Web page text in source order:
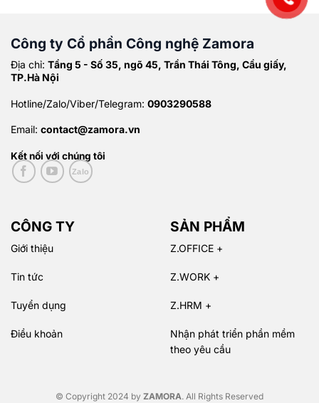
Công ty Cổ phần Công nghệ Zamora
Địa chỉ: Tầng 5 - Số 35, ngõ 45, Trần Thái Tông, Cầu giấy,
TP.Hà Nội
Hotline/Zalo/Viber/Telegram: 0903290588
Email: contact@zamora.vn
Kết nối với chúng tôi
CÔNG TY
Giới thiệu
Tin tức
Tuyển dụng
Điều khoản
SẢN PHẨM
Z.OFFICE +
Z.WORK +
Z.HRM +
Nhận phát triển phần mềm
theo yêu cầu
© Copyright 2024 by ZAMORA. All Rights Reserved